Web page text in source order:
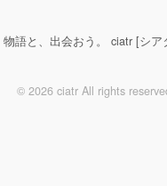
物語と、出会おう。 ciatr [シア
© 2026 ciatr All rights